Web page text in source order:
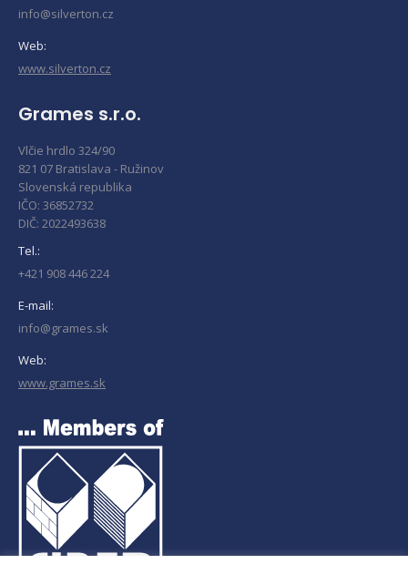
info@silverton.cz
Web:
www.silverton.cz
Grames s.r.o.
Vlčie hrdlo 324/90
821 07 Bratislava - Ružinov
Slovenská republika
IČO: 36852732
DIČ: 2022493638
Tel.:
+421 908 446 224
E-mail:
info@grames.sk
Web:
www.grames.sk